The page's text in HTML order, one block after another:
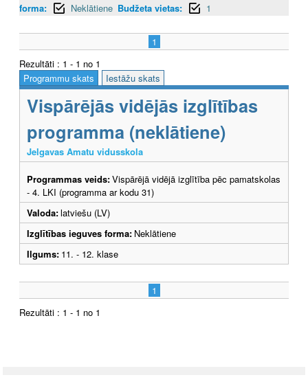
forma:
Neklātiene Budžeta vietas: 1
1
Rezultāti : 1 - 1 no 1
Programmu skats
Iestāžu skats
Vispārējās vidējās izglītības
programma (neklātiene)
Jelgavas Amatu vidusskola
Programmas veids:Vispārējā vidējā izglītība pēc pamatskolas
- 4. LKI (programma ar kodu 31)
Valoda:latviešu (LV)
Izglītības ieguves forma: Neklātiene
Ilgums: 11. - 12. klase
1
Rezultāti : 1 - 1 no 1